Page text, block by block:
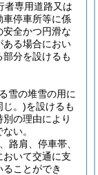
者専用道路又は
車停車所等に係
全かつ円滑な
ある場合におい
分を設けるも
雪の堆雪の用に
じ。)を設けるも
の理由により
い。
路肩、停車帯、
おいて交通に支
ことができ